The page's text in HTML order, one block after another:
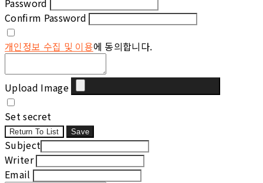
Confirm Password
개인정보 수집 및 이용에 동의합니다.
Upload Image
Set secret
Return To List Save
Subject
Writer
Email